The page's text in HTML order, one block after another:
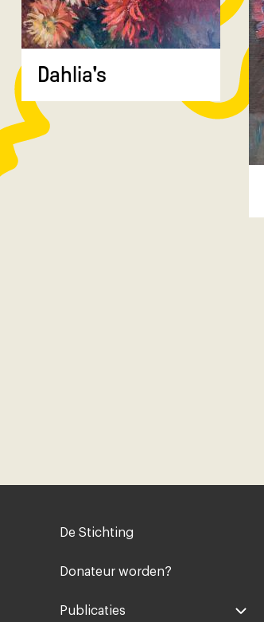
Dahlia's
Voet
De Stichting
Donateur worden?
Publicaties